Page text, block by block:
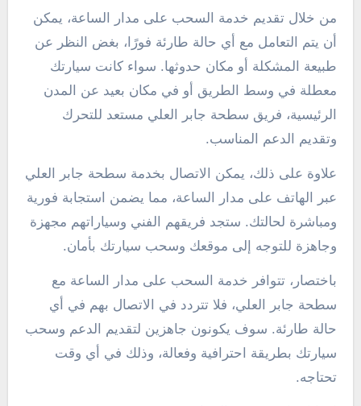
من خلال تقديم خدمة السحب على مدار الساعة، يمكن
أن يتم التعامل مع أي حالة طارئة فورًا، بغض النظر عن
طبيعة المشكلة أو مكان حدوثها. سواء كانت سيارتك
معطلة في وسط الطريق أو في مكان بعيد عن المدن
الرئيسية، فريق سطحة جابر العلي مستعد للتحرك
وتقديم الدعم المناسب.
علاوة على ذلك، يمكن الاتصال بخدمة سطحة جابر العلي
عبر الهاتف على مدار الساعة، مما يضمن استجابة فورية
ومباشرة لحالتك. ستجد فريقهم الفني وسياراتهم مجهزة
وجاهزة للتوجه إلى موقعك وسحب سيارتك بأمان.
باختصار، تتوافر خدمة السحب على مدار الساعة مع
سطحة جابر العلي، فلا تتردد في الاتصال بهم في أي
حالة طارئة. سوف يكونون جاهزين لتقديم الدعم وسحب
سيارتك بطريقة احترافية وفعالة، وذلك في أي وقت
تحتاجه.